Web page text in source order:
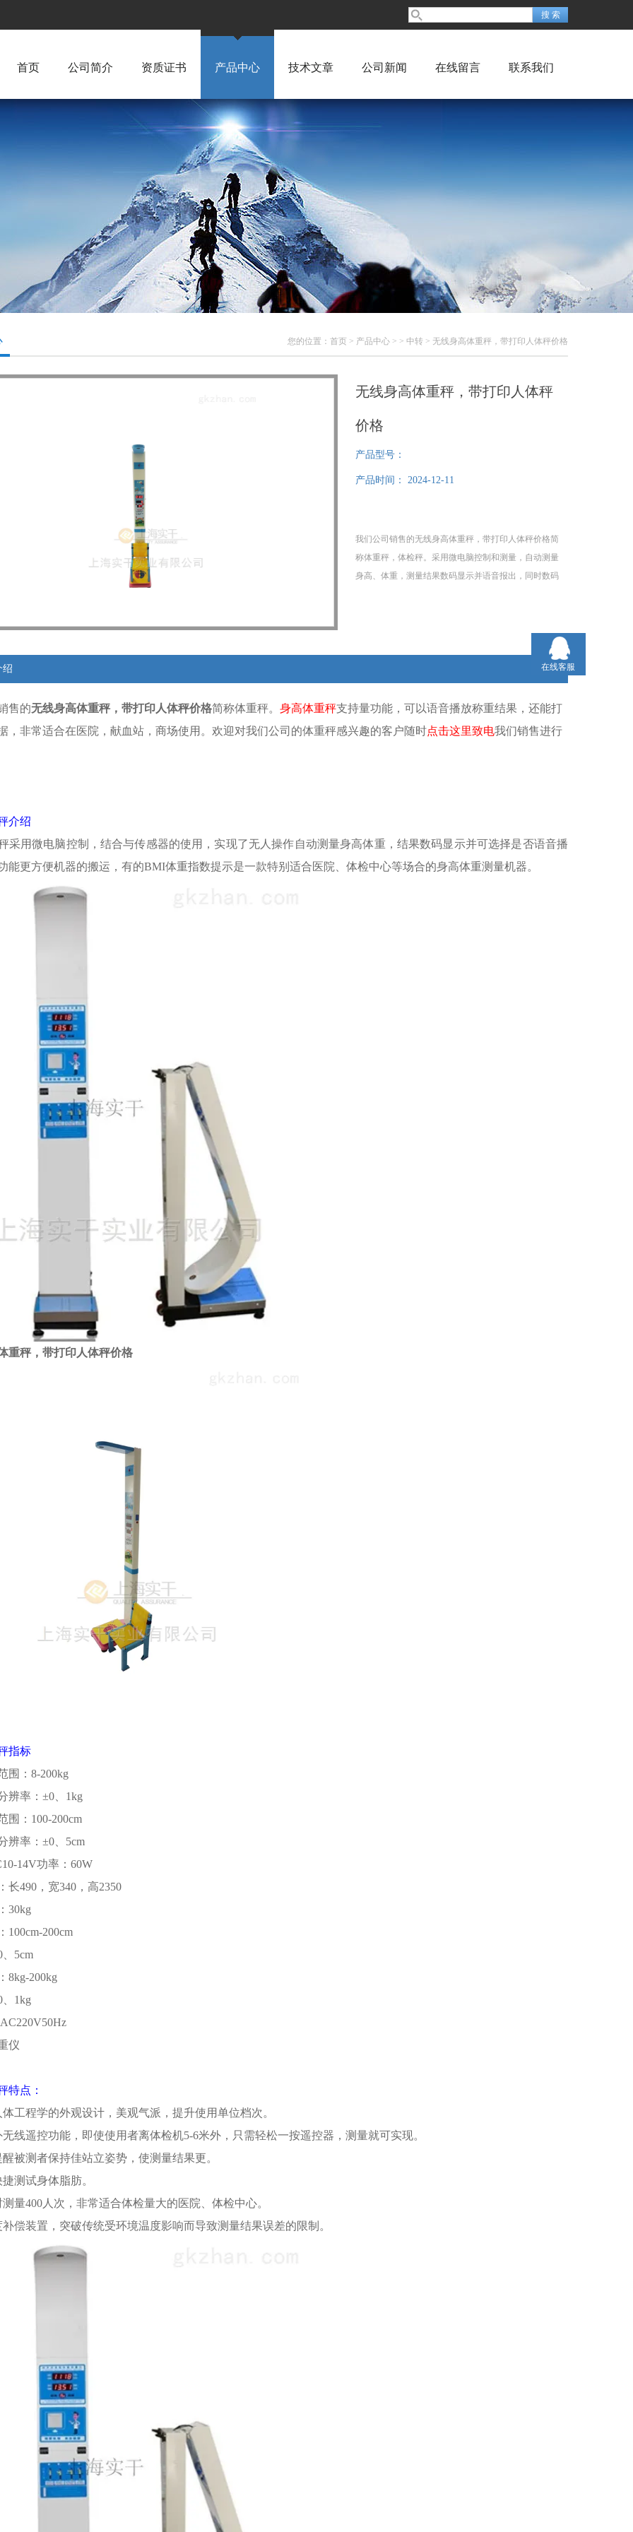
首页 公司简介 资质证书 产品中心 技术文章 公司新闻 在线留言 联系我们
您的位置： 首页 > 产品中心 > > 中转 > 无线身高体重秤，带打印人体秤价格
无线身高体重秤，带打印人体秤
价格
产品型号：
产品时间： 2024-12-11
我们公司销售的无线身高体重秤，带打印人体秤价格简
称体重秤，体检秤。采用微电脑控制和测量，自动测量
身高、体重，测量结果数码显示并语音报出，同时数码
绍
售的无线身高体重秤，带打印人体秤价格简称体重秤。 身高体重秤支持量功能，可以语音播放称重结果，还能打
，非常适合在医院，献血站，商场使用。欢迎对我们公司的体重秤感兴趣的客户随时点击这里致电我们销售进行
介绍
采用微电脑控制，结合与传感器的使用，实现了无人操作自动测量身高体重，结果数码显示并可选择是否语音播
能更方便机器的搬运，有的BMI体重指数提示是一款特别适合医院、体检中心等场合的身高体重测量机器。
重秤，带打印人体秤价格
指标
围：8-200kg
辨率：±0、1kg
围：100-200cm
辨率：±0、5cm
14V功率：60W
长490，宽340，高2350
30kg
100cm-200cm
5cm
8kg-200kg
1kg
特点：
工程学的外观设计，美观气派，提升使用单位档次。
线遥控功能，即使使用者离体检机5-6米外，只需轻松一按遥控器，测量就可实现。
被测者保持佳站立姿势，使测量结果更。
测试身体脂肪。
量400人次，非常适合体检量大的医院、体检中心。
偿装置，突破传统受环境温度影响而导致测量结果误差的限制。
在线客服